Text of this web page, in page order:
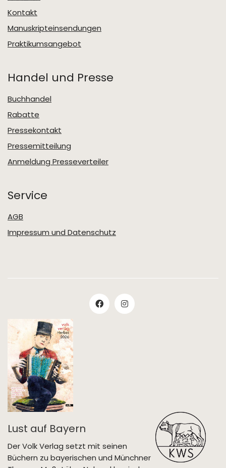
Kontakt
Manuskripteinsendungen
Praktikumsangebot
Handel und Presse
Buchhandel
Rabatte
Pressekontakt
Pressemitteilung
Anmeldung Presseverteiler
Service
AGB
Impressum und Datenschutz
Lust auf Bayern
Der Volk Verlag setzt mit seinen
Büchern zu bayerischen und Münchner